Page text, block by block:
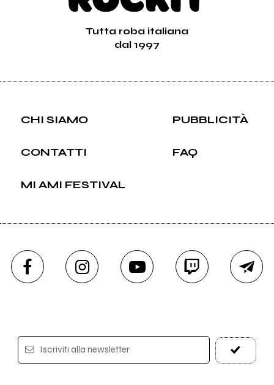
Tutta roba italiana
dal 1997
CHI SIAMO PUBBLICITÀ
CONTATTI FAQ
MI AMI FESTIVAL
Iscriviti alla newsletter